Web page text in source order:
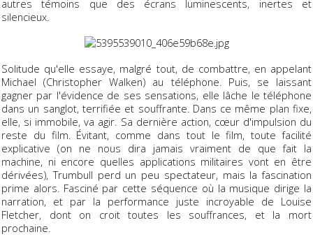
autres témoins que des écrans luminescents, inertes et
silencieux.
Solitude qu'elle essaye, malgré tout, de combattre, en appelant
Michael (Christopher Walken) au téléphone. Puis, se laissant
gagner par l'évidence de ses sensations, elle lâche le téléphone
dans un sanglot, terrifiée et souffrante. Dans ce même plan fixe,
elle, si immobile, va agir. Sa dernière action, cœur d'impulsion du
reste du film. Évitant, comme dans tout le film, toute facilité
explicative (on ne nous dira jamais vraiment de que fait la
machine, ni encore quelles applications militaires vont en être
dérivées), Trumbull perd un peu spectateur, mais la fascination
prime alors. Fasciné par cette séquence où la musique dirige la
narration, et par la performance juste incroyable de Louise
Fletcher, dont on croit toutes les souffrances, et la mort
prochaine.